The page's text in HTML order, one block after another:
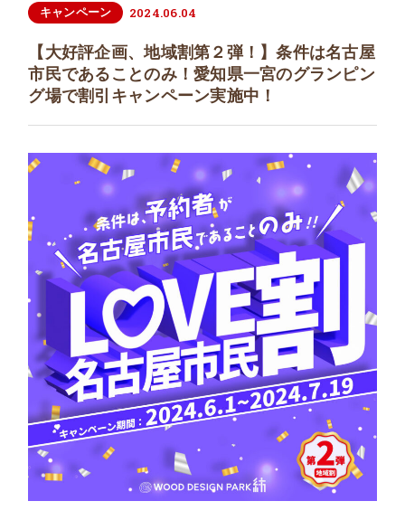
キャンペーン 2024.06.04
【大好評企画、地域割第２弾！】条件は名古屋
市民であることのみ！愛知県一宮のグランピン
グ場で割引キャンペーン実施中！